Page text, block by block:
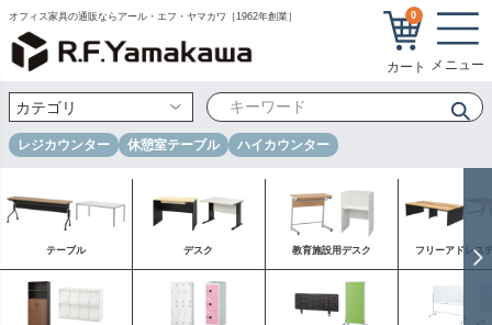
オフィス家具の通販ならアール・エフ・ヤマカワ［1962年創業］ 0
レジカウンター 休憩室テーブル ハイカウンター
テーブル デスク 教育施設用デスク フリーアドレス